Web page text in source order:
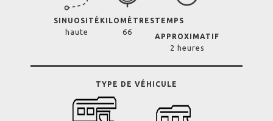
SINUOSITÉ
haute
KILOMÉTRES
66
TEMPS
APPROXIMATIF
2 heures
TYPE DE VÉHICULE